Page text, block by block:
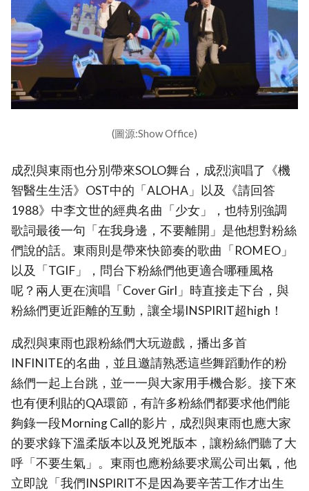
(圖源:Show Office)
成烈與東雨也分別帶來SOLO舞台，成烈演唱了《機
智醫生生活》OST中的「ALOHA」以及《請回答
1988》中李文世的經典名曲「少女」，也特別強調
歌詞最後一句「在我身邊，不要離開」是他想對粉絲
們說的話。東雨則是帶來快節奏的歌曲「ROMEO」
以及「TGIF」，問台下粉絲們他更適合哪種風格
呢？兩人更在演唱「Cover Girl」時直接走下台，與
粉絲們更近距離的互動，讓全場INSPIRIT超high！
成烈與東雨也跟粉絲們大玩遊戲，播出多首
INFINITE的名曲，並且邀請熟悉這些舞蹈動作的粉
絲們一起上台跳，並一一與大家用手機合影。接下來
也有便利貼的QA環節，有許多粉絲們都要求他們能
夠錄一段Morning Call的影片，成烈與東雨也應大家
的要求錄下溫柔版本以及兇兇版本，讓粉絲們聽了大
呼「不要生氣」。東雨也應粉絲要求罵公司出氣，他
立即說「我們INSPIRIT不是因為要辛苦工作才出生